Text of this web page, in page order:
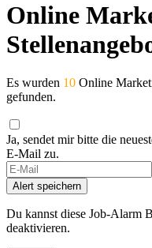
Online
Es wurden 10 Online
gefunden.
Ja, sendet mir bitte die
E-Mail zu.
Alert speichern
Du kannst diese Job-Alarm
deaktivieren.